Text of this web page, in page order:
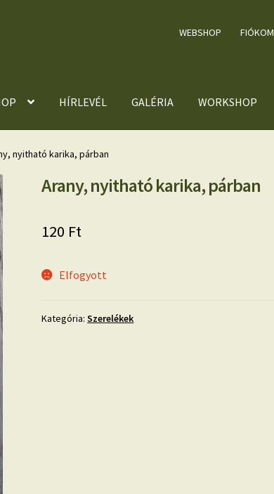
WEBSHOP FIÓKOM
HÍRLEVÉL GALÉRIA WORKSHOP
nyitható karika, párban
Arany, nyitható karika, párban
120 Ft
Elfogyott
Kategória:Szerelékek